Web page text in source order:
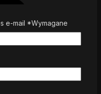
e-mail *Wymagane